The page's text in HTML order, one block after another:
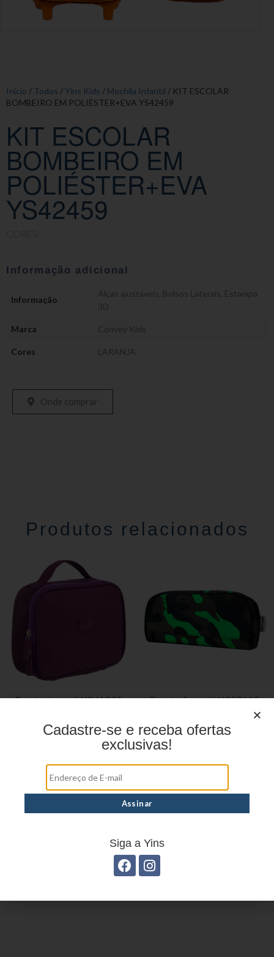
Início / Todos /Yins Kids / Mochila Infantil / KIT ESCOLAR
BOMBEIRO EM POLIÉSTER+EVA YS42459
KIT ESCOLAR
BOMBEIRO EM
POLIÉSTER+EVA
YS42459
Informação adicional
Informação
Alças ajustáveis Bolsos Laterais Estampa
3D
Marca Convoy Kids
Cores LARANJA
Onde comprar
Produtos relacionados
Estojo juvenil YS41026 Estojo Juvenil YS27105
Estojo Juvenil YS41028 Estojo Juvenil YS27103
Cadastre-se e receba ofertas
exclusivas!
Siga a Yins